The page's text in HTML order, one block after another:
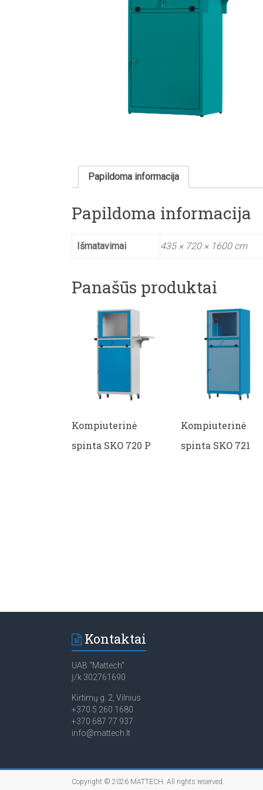
Papildoma informacija
Papildoma informacija
Išmatavimai 435 × 720 × 1600 cm
Panašūs produktai
Kompiuterinė
spinta SKO 720 P
Kompiuterinė
spinta SKO 721
Kontaktai
UAB "Mattech"
Į/k 302761690
Kirtimų g. 2, Vilnius
+370 5 260 1680
+370 687 77 937
info@mattech.lt
Copyright © 2026 MATTECH. All rights reserved.